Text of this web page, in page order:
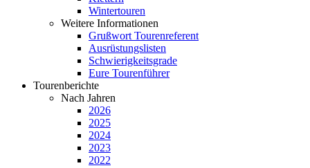
Wintertouren
Weitere Informationen
Grußwort Tourenreferent
Ausrüstungslisten
Schwierigkeitsgrade
Eure Tourenführer
Tourenberichte
Nach Jahren
2026
2025
2024
2023
2022